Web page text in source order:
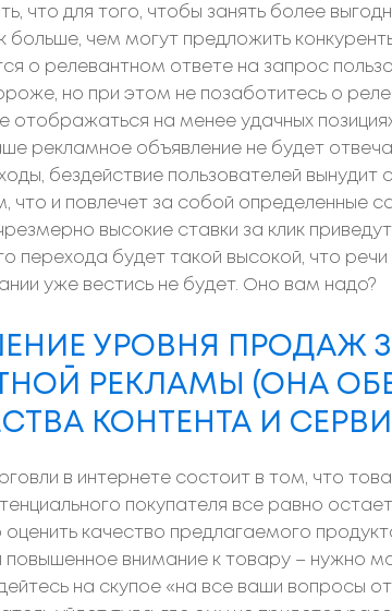
что для того, чтобы занять более
больше, чем могут предложить
о релевантном ответе на запрос
но при этом не позаботитесь о
отображаться на менее удачных
рекламное объявление не будет
бездействие пользователей вынудит
что и повлечет за собой определенные
высокие ставки за клик
перехода будет такой высокой, что
уже вестись не будет. Оно вам надо?
УРОВНЯ ПРОДАЖ
РЕКЛАМЫ (ОНА
КОНТЕНТА И
в интернете состоит в том, что
покупателя все равно
качество предлагаемого
повышенное внимание к товару – нужно
на скупое «на все ваши вопросы